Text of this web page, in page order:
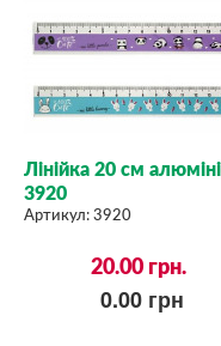
Лінійка 20 см
3920
Артикул:3920
20.00грн.
0.00грн